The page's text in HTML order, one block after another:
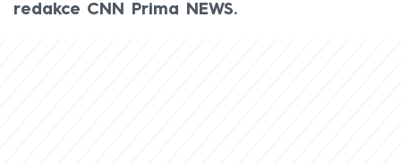
redakce CNN Prima NEWS.